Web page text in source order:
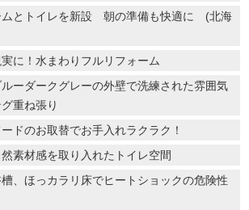
ムとトイレを新設 朝の準備も快適に (北海
実に！水まわりフルリフォーム
ルーダークグレーの外壁で洗練された雰囲気
重ね張り
ドのお取替でお手入れラクラク！
然素材感を取り入れたトイレ空間
槽、ほっカラリ床でヒートショックの危険性